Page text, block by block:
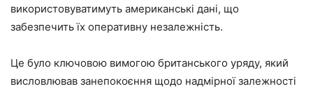
використовуватимуть американські дані, що
забезпечить їх оперативну незалежність.
Це було ключовою вимогою британського уряду, який
висловлював занепокоєння щодо надмірної залежності